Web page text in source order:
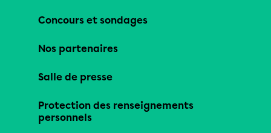
Concours et sondages
Nos partenaires
Salle de presse
Protection des renseignements
personnels